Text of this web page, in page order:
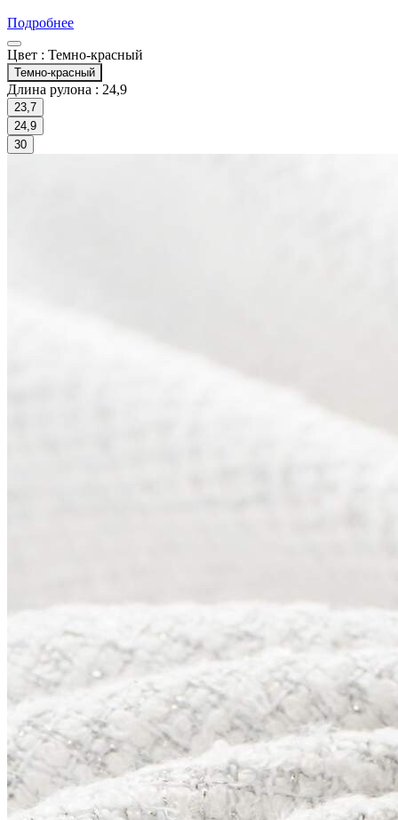
Подробнее
Цвет : Темно-красный
Темно-красный
Длина рулона : 24,9
23,7
24,9
30